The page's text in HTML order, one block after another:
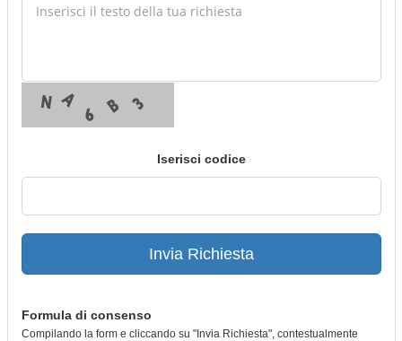
Iserisci codice
Invia Richiesta
Formula di consenso
Compilando la form e cliccando su "Invia Richiesta", contestualmente